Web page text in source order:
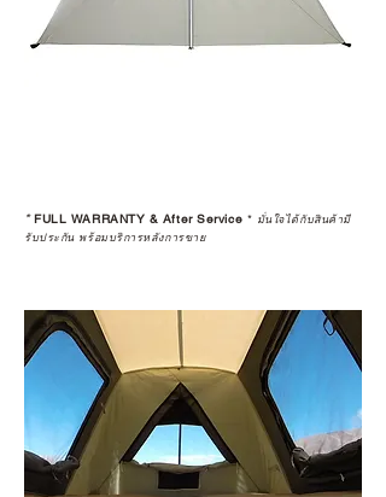
*FULL WARRANTY & After Service * มั่นใจได้กับสินค้ามี
รับประกัน พร้อมบริการหลังการขาย